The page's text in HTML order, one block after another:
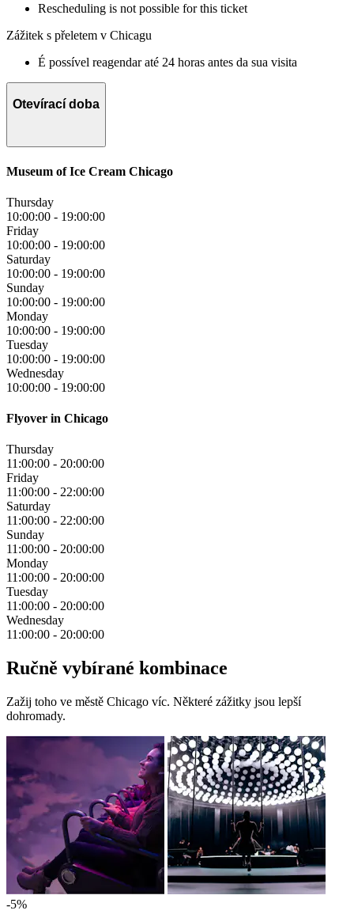
Rescheduling is not possible for this ticket
Zážitek s přeletem v Chicagu
É possível reagendar até 24 horas antes da sua visita
Otevírací doba
Museum of Ice Cream Chicago
Thursday
10:00:00 - 19:00:00
Friday
10:00:00 - 19:00:00
Saturday
10:00:00 - 19:00:00
Sunday
10:00:00 - 19:00:00
Monday
10:00:00 - 19:00:00
Tuesday
10:00:00 - 19:00:00
Wednesday
10:00:00 - 19:00:00
Flyover in Chicago
Thursday
11:00:00 - 20:00:00
Friday
11:00:00 - 22:00:00
Saturday
11:00:00 - 22:00:00
Sunday
11:00:00 - 20:00:00
Monday
11:00:00 - 20:00:00
Tuesday
11:00:00 - 20:00:00
Wednesday
11:00:00 - 20:00:00
Ručně vybírané kombinace
Zažij toho ve městě Chicago víc. Některé zážitky jsou lepší
dohromady.
-5%